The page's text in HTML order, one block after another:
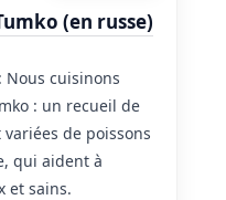
(en russe)
Nous cuisinons
: un recueil de
de poissons
qui aident à
et sains.